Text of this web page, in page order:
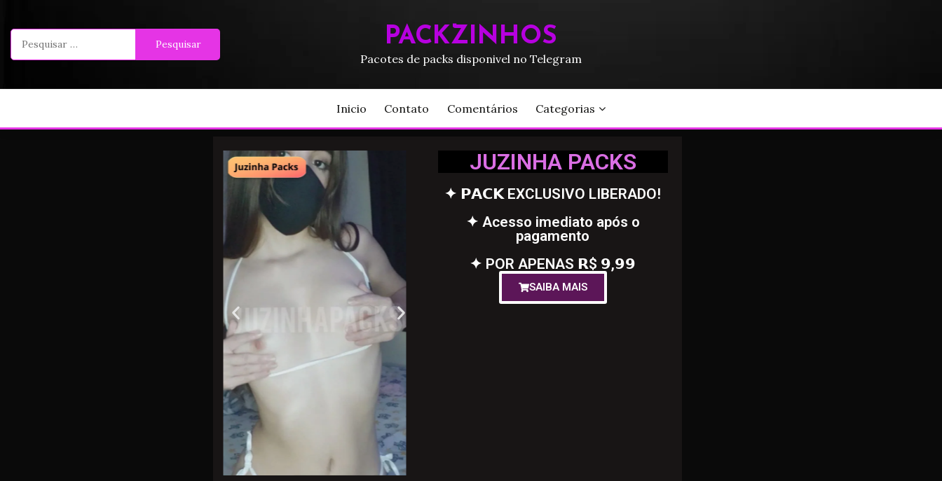
PACKZINHOS
Pacotes de packs disponivel no Telegram
Inicio Contato Comentários Categorias
JUZINHA PACKS
✦ 𝗣𝗔𝗖𝗞 EXCLUSIVO LIBERADO!
✦ Acesso imediato após o
pagamento
✦ POR APENAS 𝗥$ 𝟵,𝟵𝟵
SAIBA MAIS